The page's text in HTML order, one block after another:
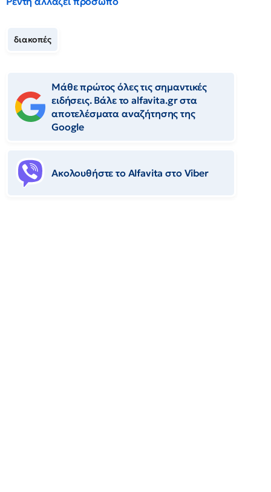
διακοπές
Μάθε πρώτος όλες τις σημαντικές
ειδήσεις. Βάλε το alfavita.gr στα
αποτελέσματα αναζήτησης της
Google
Ακολουθήστε το Αlfavita στο Viber